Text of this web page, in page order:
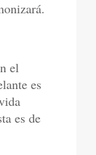
el
es
es de